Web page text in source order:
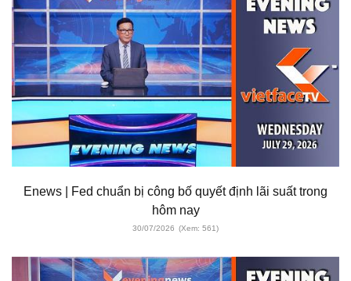
Enews | Fed chuẩn bị công bố quyết định lãi suất trong
hôm nay
30/07/2026 (Xem: 561)